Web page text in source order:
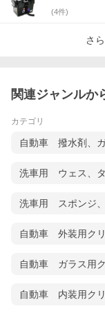
(4件)
さ
関連ジャンルか
カテゴリ
自動車 撥水剤、
洗車用 ウェス、
洗車用 スポンジ
自動車 外装用ク
自動車 ガラス用
自動車 内装用ク